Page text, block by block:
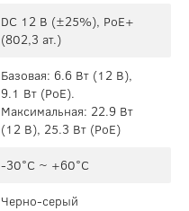
DC 12 В (±25%), PoE+
(802,3 ат.)
Базовая: 6.6 Вт (12 В),
9.1 Вт (PoE).
Максимальная: 22.9 Вт
(12 В), 25.3 Вт (PoE)
-30°C ~ +60°C
Черно-серый